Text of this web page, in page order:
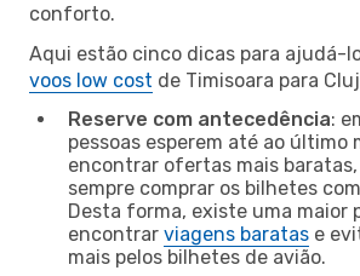
conforto.
Aqui estão cinco dicas para ajudá-
voos low cost de Timisoara para
Reserve com antecedência:
pessoas esperem até ao último
encontrar ofertas mais
sempre comprar os bilhetes
Desta forma, existe uma maior
encontrar viagens baratas e
mais pelos bilhetes de avião.